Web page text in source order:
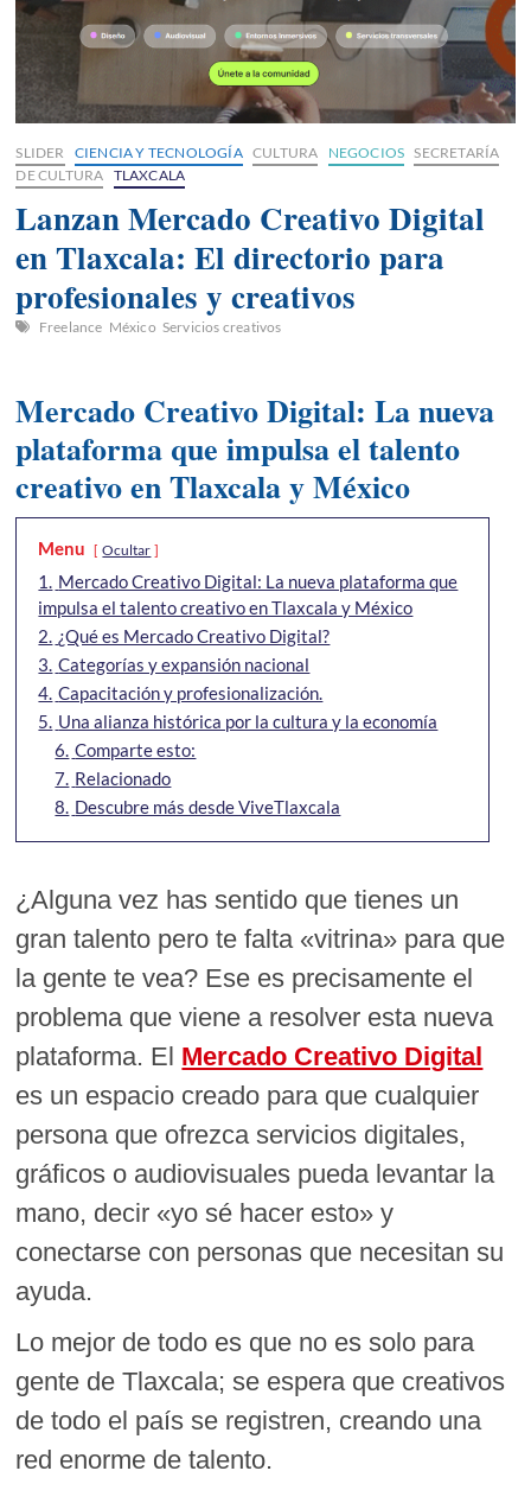
SLIDER CIENCIA Y TECNOLOGÍA CULTURA NEGOCIOS SECRETARÍA
DE CULTURA TLAXCALA
Lanzan Mercado Creativo Digital
en Tlaxcala: El directorio para
profesionales y creativos
Freelance México Servicios creativos
Mercado Creativo Digital: La nueva
plataforma que impulsa el talento
creativo en Tlaxcala y México
Menu Ocultar
1. Mercado Creativo Digital: La nueva plataforma que
impulsa el talento creativo en Tlaxcala y México
2. ¿Qué es Mercado Creativo Digital?
3. Categorías y expansión nacional
4. Capacitación y profesionalización.
5. Una alianza histórica por la cultura y la economía
6. Comparte esto:
7. Relacionado
8. Descubre más desde ViveTlaxcala
¿Alguna vez has sentido que tienes un
gran talento pero te falta «vitrina» para que
la gente te vea? Ese es precisamente el
problema que viene a resolver esta nueva
plataforma. El Mercado Creativo Digital
es un espacio creado para que cualquier
persona que ofrezca servicios digitales,
gráficos o audiovisuales pueda levantar la
mano, decir «yo sé hacer esto» y
conectarse con personas que necesitan su
ayuda.
Lo mejor de todo es que no es solo para
gente de Tlaxcala; se espera que creativos
de todo el país se registren, creando una
red enorme de talento.